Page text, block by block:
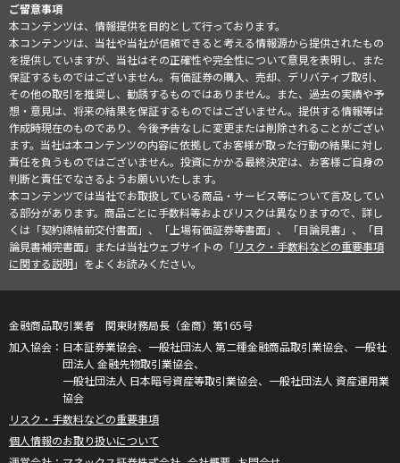
ご留意事項
本コンテンツは、情報提供を目的として行っております。
本コンテンツは、当社や当社が信頼できると考える情報源から提供されたもの
を提供していますが、当社はその正確性や完全性について意見を表明し、また
保証するものではございません。有価証券の購入、売却、デリバティブ取引、
その他の取引を推奨し、勧誘するものではありません。また、過去の実績や予
想・意見は、将来の結果を保証するものではございません。提供する情報等は
作成時現在のものであり、今後予告なしに変更または削除されることがござい
ます。当社は本コンテンツの内容に依拠してお客様が取った行動の結果に対し
責任を負うものではございません。投資にかかる最終決定は、お客様ご自身の
判断と責任でなさるようお願いいたします。
本コンテンツでは当社でお取扱している商品・サービス等について言及してい
る部分があります。商品ごとに手数料等およびリスクは異なりますので、詳し
くは「契約締結前交付書面」、「上場有価証券等書面」、「目論見書」、「目
論見書補完書面」または当社ウェブサイトの「リスク・手数料などの重要事項
に関する説明」をよくお読みください。
金融商品取引業者 関東財務局長（金商）第165号
日本証券業協会、一般社団法人 第二種金融商品取引業協会、一般社
団法人 金融先物取引業協会、
一般社団法人 日本暗号資産等取引業協会、一般社団法人 資産運用業
協会
リスク・手数料などの重要事項
個人情報のお取り扱いについて